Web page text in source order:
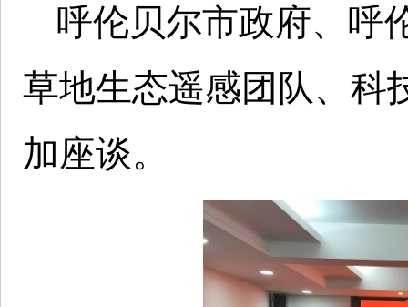
呼伦贝尔市政府、呼
草地生态遥感团队、科
加座谈。